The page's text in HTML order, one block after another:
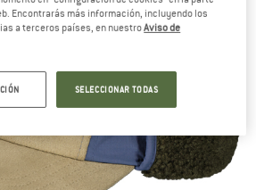
Encontrarás más información, incluyendo los
a terceros países, en nuestroAviso de
SELECCIONAR TODAS